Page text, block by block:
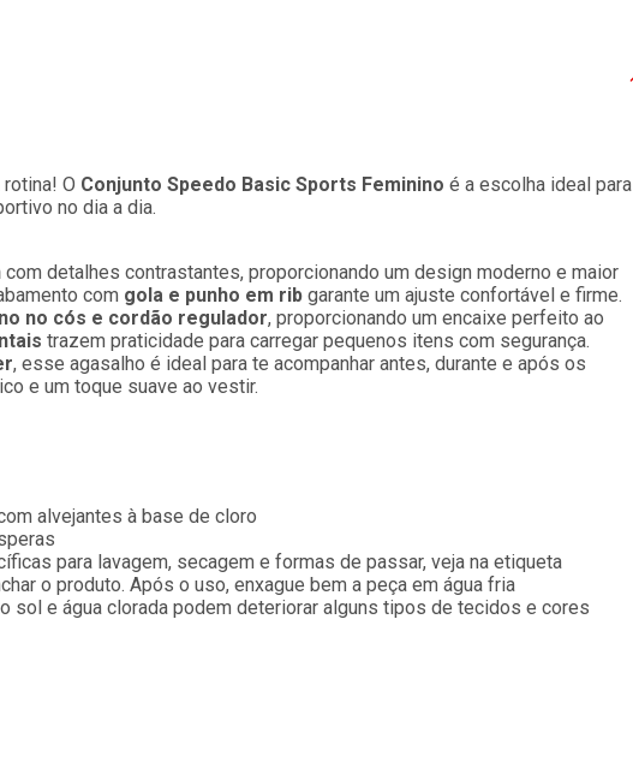
O Conjunto Speedo Basic Sports Feminino é a escolha ideal para
no dia a dia.
com detalhes contrastantes, proporcionando um design moderno e maior
com gola e punho em rib garante um ajuste confortável e firme.
no cós e cordão regulador, proporcionando um encaixe perfeito ao
trazem praticidade para carregar pequenos itens com segurança.
, esse agasalho é ideal para te acompanhar antes, durante e após os
e um toque suave ao vestir.
alvejantes à base de cloro
para lavagem, secagem e formas de passar, veja na etiqueta
o produto. Após o uso, enxague bem a peça em água fria
sol e água clorada podem deteriorar alguns tipos de tecidos e cores